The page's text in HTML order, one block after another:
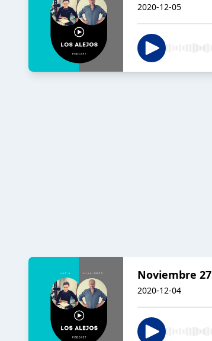
2020-12-05
Noviembre 27
2020-12-04